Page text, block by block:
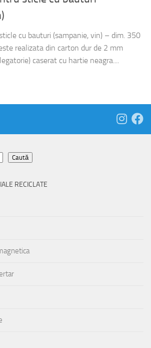
cu bauturi (sampanie, vin) – dim. 350
realizata din carton dur de 2 mm
caserat cu hartie neagra....
Caută
RECICLATE